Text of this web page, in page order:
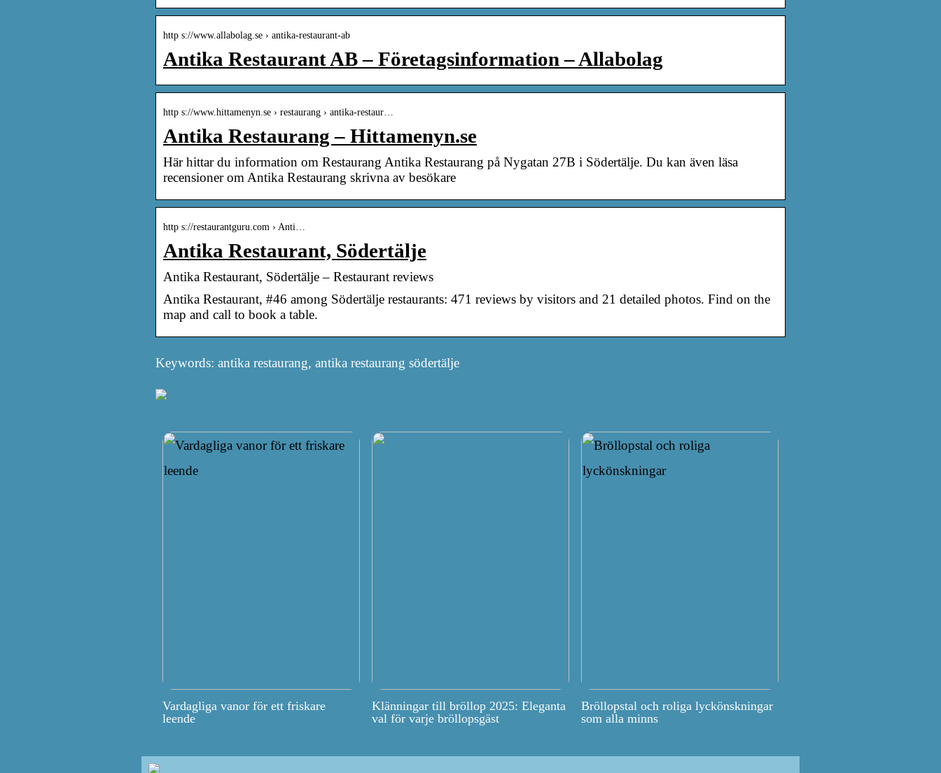
http s://www.allabolag.se › antika-restaurant-ab
Antika Restaurant AB – Företagsinformation – Allabolag
http s://www.hittamenyn.se › restaurang › antika-restaur…
Antika Restaurang – Hittamenyn.se
Här hittar du information om Restaurang Antika Restaurang på Nygatan 27B i Södertälje. Du kan även läsa
recensioner om Antika Restaurang skrivna av besökare
http s://restaurantguru.com › Anti…
Antika Restaurant, Södertälje
Antika Restaurant, Södertälje – Restaurant reviews
Antika Restaurant, #46 among Södertälje restaurants: 471 reviews by visitors and 21 detailed photos. Find on the
map and call to book a table.
Keywords: antika restaurang, antika restaurang södertälje
Vardagliga vanor för ett friskare
leende
Klänningar till bröllop 2025: Eleganta
val för varje bröllopsgäst
Bröllopstal och roliga lyckönskningar
som alla minns